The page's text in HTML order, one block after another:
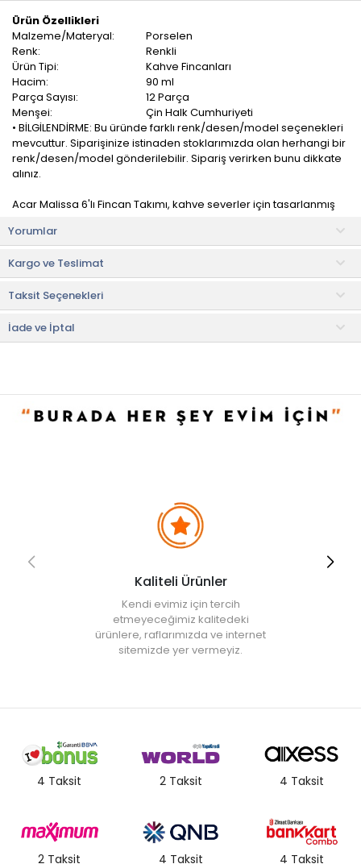
Ürün Özellikleri
Malzeme/Materyal:
Porselen
Renk:
Renkli
Ürün Tipi:
Kahve Fincanları
Hacim:
90 ml
Parça Sayısı:
12 Parça
Menşei:
Çin Halk Cumhuriyeti
• BİLGİLENDİRME: Bu üründe farklı renk/desen/model seçenekleri
mevcuttur. Siparişinize istinaden stoklarımızda olan herhangi bir
renk/desen/model gönderilebilir. Sipariş verirken bunu dikkate
alınız.
Acar Malissa 6'lı Fincan Takımı, kahve severler için tasarlanmış
porselen malzemesiyle kahve keyfinizi daha da özel hale getirir.
Fincanların geniş kapasitesi, kahve keyfinizin uzun sürmesini
sağlar. Büyük boyutları, içeceğinizi daha fazla tadını çıkarmanızı
sağlar.
Ürün İçeriği
• Fincan: 6 adet
• Uzun ömürlü kullanım için bulaşık makinesinde yıkanmamalıdır.
• Elde yıkanması tavsiye edilir.
olarak renk ve doku farklılıkları oluşabilir. "
Yorumlar
Kargo ve Teslimat
Taksit Seçenekleri
İade ve İptal
Kaliteli Ürünler
Kendi evimiz için tercih
etmeyeceğimiz kalitedeki
ürünlere, raflarımızda ve internet
sitemizde yer vermeyiz.
4 Taksit 2 Taksit 4 Taksit
2 Taksit 4 Taksit 4 Taksit